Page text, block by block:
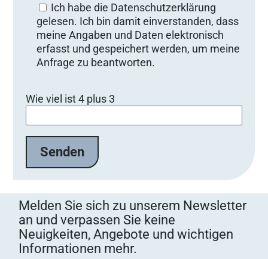
Ich habe die Datenschutzerklärung
gelesen. Ich bin damit einverstanden, dass
meine Angaben und Daten elektronisch
erfasst und gespeichert werden, um meine
Anfrage zu beantworten.
i
t
a
s
s
e
d
i
e
Wie viel ist 4 plus 3
Melden Sie sich zu unserem Newsletter
an und verpassen Sie keine
Neuigkeiten, Angebote und wichtigen
Informationen mehr.